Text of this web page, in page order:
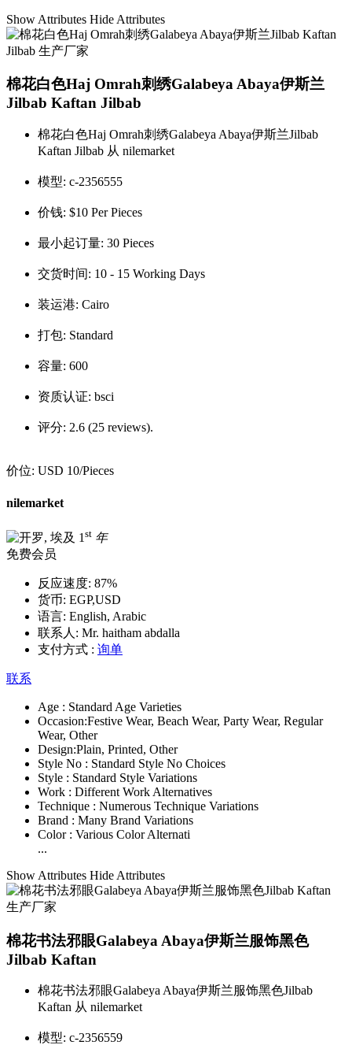
Show Attributes Hide Attributes
棉花白色Haj Omrah刺绣Galabeya Abaya伊斯兰
Jilbab Kaftan Jilbab
棉花白色Haj Omrah刺绣Galabeya Abaya伊斯兰Jilbab
Kaftan Jilbab 从 nilemarket
模型: c-2356555
价钱: $10 Per Pieces
最小起订量: 30 Pieces
交货时间: 10 - 15 Working Days
装运港: Cairo
打包: Standard
容量: 600
资质认证: bsci
评分: 2.6 (25 reviews).
价位: USD 10/Pieces
nilemarket
1 st 年
免费会员
反应速度: 87%
货币: EGP,USD
语言: English, Arabic
联系人: Mr. haitham abdalla
支付方式 : 询单
联系
Age : Standard Age Varieties
Occasion:Festive Wear, Beach Wear, Party Wear, Regular
Wear, Other
Design:Plain, Printed, Other
Style No : Standard Style No Choices
Style : Standard Style Variations
Work : Different Work Alternatives
Technique : Numerous Technique Variations
Brand : Many Brand Variations
Color : Various Color Alternati
...
Show Attributes Hide Attributes
棉花书法邪眼Galabeya Abaya伊斯兰服饰黑色
Jilbab Kaftan
棉花书法邪眼Galabeya Abaya伊斯兰服饰黑色Jilbab
Kaftan 从 nilemarket
模型: c-2356559